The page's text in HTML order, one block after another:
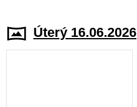
Úterý 16.06.2026